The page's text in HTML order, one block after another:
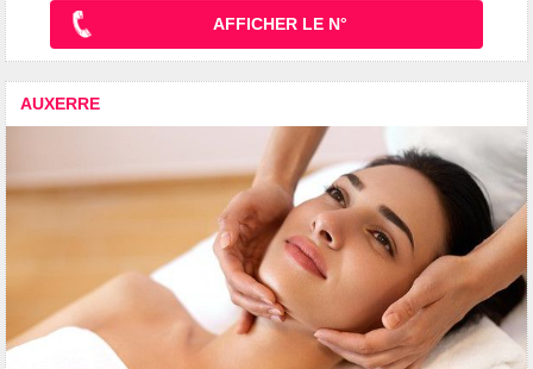
AFFICHER LE N°
AUXERRE